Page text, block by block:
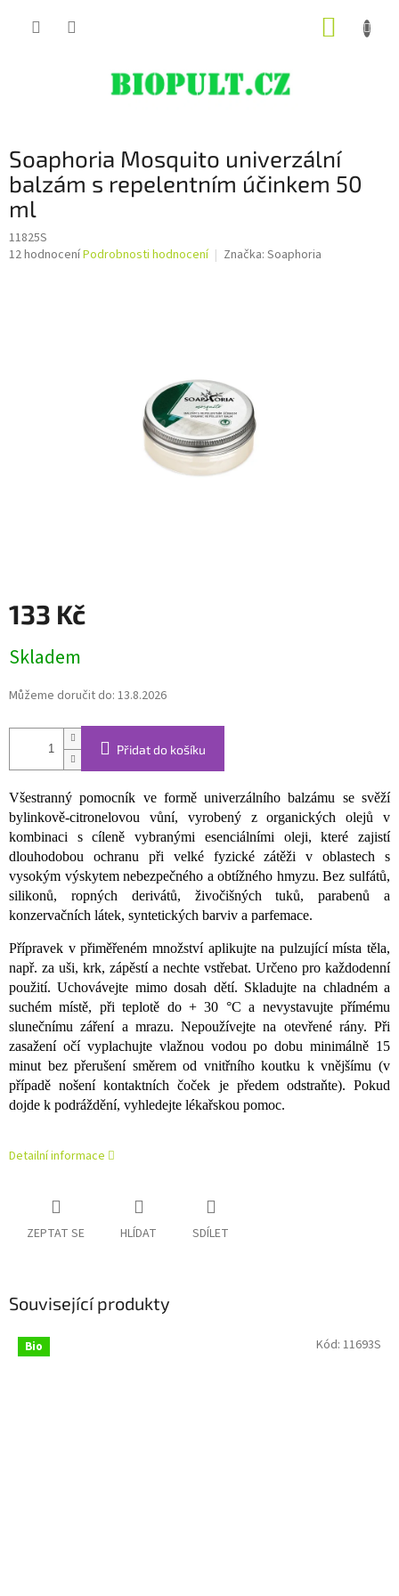
Soaphoria Mosquito univerzální
balzám s repelentním účinkem 50
ml
11825S
Průměrné
12 hodnoceníPodrobnosti hodnocení Značka: Soaphoria
133 Kč
cena:
Skladem
Můžeme doručit do: 13.8.2026
Přidat do košíku
Všestranný pomocník ve formě univerzálního balzámu se svěží
bylinkově-citronelovou vůní, vyrobený z organických olejů v
kombinaci s cíleně vybranými esenciálními oleji, které zajistí
dlouhodobou ochranu při velké fyzické zátěži v oblastech s
vysokým výskytem nebezpečného a obtížného hmyzu. Bez sulfátů,
silikonů, ropných derivátů, živočišných tuků, parabenů a
konzervačních látek, syntetických barviv a parfemace.
Přípravek v přiměřeném množství aplikujte na pulzující místa těla,
např. za uši, krk, zápěstí a nechte vstřebat. Určeno pro každodenní
použití. Uchovávejte mimo dosah dětí. Skladujte na chladném a
suchém místě, při teplotě do + 30 °C a nevystavujte přímému
slunečnímu záření a mrazu. Nepoužívejte na otevřené rány. Při
zasažení očí vyplachujte vlažnou vodou po dobu minimálně 15
minut bez přerušení směrem od vnitřního koutku k vnějšímu (v
případě nošení kontaktních čoček je předem odstraňte). Pokud
dojde k podráždění, vyhledejte lékařskou pomoc.
Detailní informace
ZEPTAT SE HLÍDAT SDÍLET
Související produkty
Bio Kód: 11693S